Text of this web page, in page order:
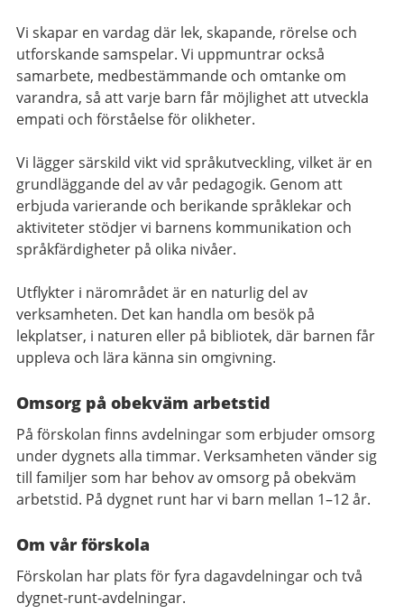
Vi skapar en vardag där lek, skapande, rörelse och
utforskande samspelar. Vi uppmuntrar också
samarbete, medbestämmande och omtanke om
varandra, så att varje barn får möjlighet att utveckla
empati och förståelse för olikheter.
Vi lägger särskild vikt vid språkutveckling, vilket är en
grundläggande del av vår pedagogik. Genom att
erbjuda varierande och berikande språklekar och
aktiviteter stödjer vi barnens kommunikation och
språkfärdigheter på olika nivåer.
Utflykter i närområdet är en naturlig del av
verksamheten. Det kan handla om besök på
lekplatser, i naturen eller på bibliotek, där barnen får
uppleva och lära känna sin omgivning.
Omsorg på obekväm arbetstid
På förskolan finns avdelningar som erbjuder omsorg
under dygnets alla timmar. Verksamheten vänder sig
till familjer som har behov av omsorg på obekväm
arbetstid. På dygnet runt har vi barn mellan 1–12 år.
Om vår förskola
Förskolan har plats för fyra dagavdelningar och två
dygnet-runt-avdelningar.